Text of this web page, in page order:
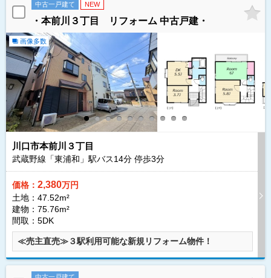
中古一戸建て NEW
・本前川３丁目 リフォーム 中古戸建・
画像多数
川口市本前川３丁目
武蔵野線「東浦和」駅バス14分 停歩3分
価格： 2,380万円
土地：47.52m²
建物：75.76m²
間取：5DK
≪売主直売≫３駅利用可能な新規リフォーム物件！